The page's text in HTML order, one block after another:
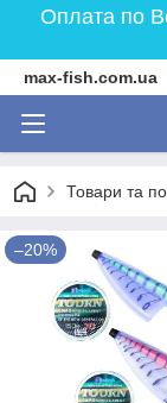
Оплата по
max-fish.com.ua
Товари та
–20%